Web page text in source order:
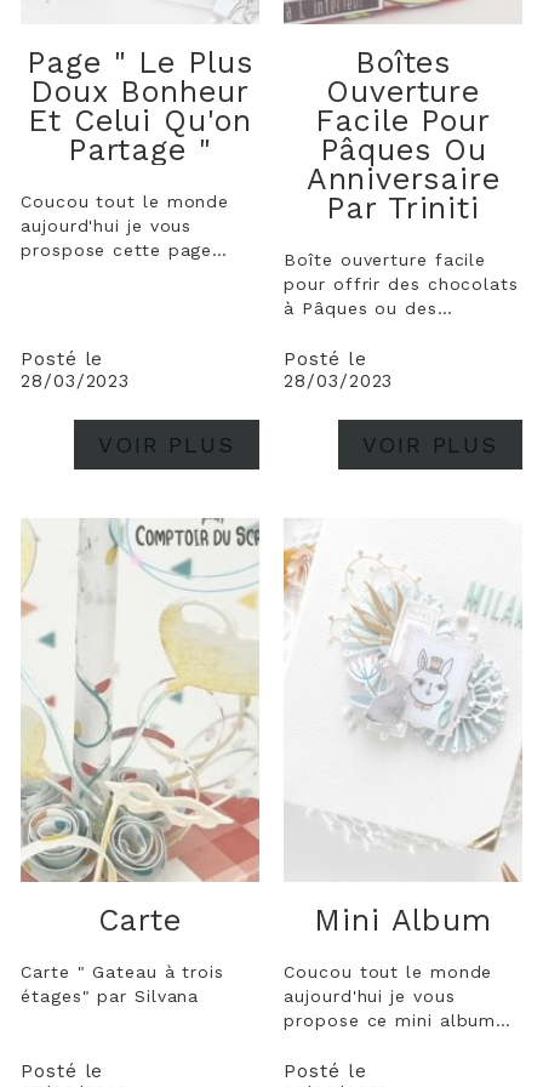
Page " Le Plus
Doux Bonheur
Et Celui Qu'on
Partage "
Coucou tout le monde
aujourd'hui je vous
prospose cette page
ce die qui se marie avec
tout. J'ai voulu faire une
page plus peps qu'a mon
habitude , en jouant avec
Posté le
28/03/2023
VOIR PLUS
Boîtes
Ouverture
Facile Pour
Pâques Ou
Anniversaire
Par Triniti
Boîte ouverture facile
pour offrir des chocolats
à Pâques ou des
pour son anniversaire.
Boîte triangle qui a son
Posté le
28/03/2023
VOIR PLUS
Carte
Carte " Gateau à trois
étages" par Silvana
Posté le
Mini Album
Coucou tout le monde
aujourd'hui je vous
propose ce mini album
collection pleine de
Posté le